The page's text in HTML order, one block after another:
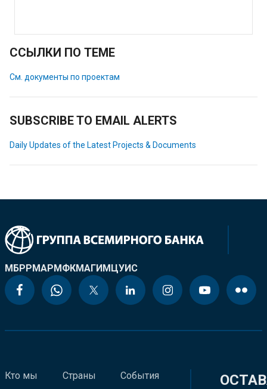
ССЫЛКИ ПО ТЕМЕ
См. документы по проектам
SUBSCRIBE TO EMAIL ALERTS
Daily Updates of the Latest Projects & Documents
МБРРМАРМФКМАГИМЦУИС
Кто мы Страны События